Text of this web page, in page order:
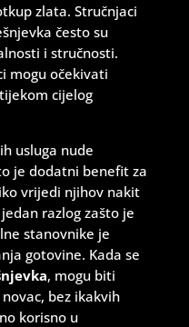
zlata. Stručnjaci
često su
i stručnosti.
mogu očekivati
cijelog
usluga nude
je dodatni benefit za
vrijedi njihov nakit
razlog zašto je
stanovnike je
gotovine. Kada se
, mogu biti
bez ikakvih
korisno u